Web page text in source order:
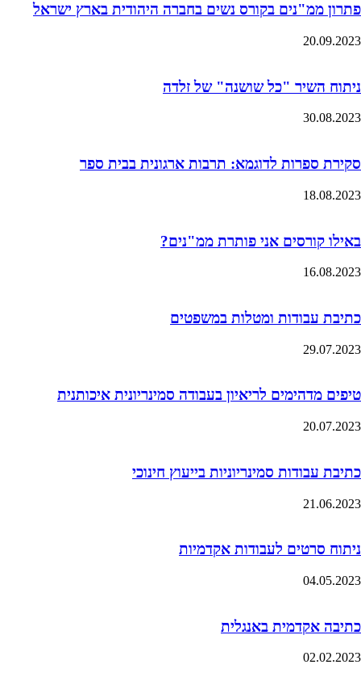
פתרון ממ"נים בקורס נשים בחברה היהודית בארץ ישראל
20.09.2023
ניתוח השיר "כל שושנה" של זלדה
30.08.2023
סקירת ספרות לדוגמא: תרבות ארגונית בבית ספר
18.08.2023
באילו קורסים אני פותרת ממ"נים?
16.08.2023
כתיבת עבודות ומטלות במשפטים
29.07.2023
טיפים מדהימים לריאיון בעבודה סמינריונית איכותנית
20.07.2023
כתיבת עבודות סמינריוניות בייעוץ חינוכי
21.06.2023
ניתוח סרטים לעבודות אקדמיות
04.05.2023
כתיבה אקדמית באנגלית
02.02.2023